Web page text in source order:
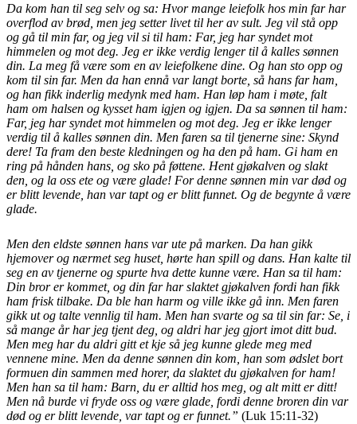
Da kom han til seg selv og sa: Hvor mange leiefolk hos min far har
overflod av brød, men jeg setter livet til her av sult. Jeg vil stå opp
og gå til min far, og jeg vil si til ham: Far, jeg har syndet mot
himmelen og mot deg. Jeg er ikke verdig lenger til å kalles sønnen
din. La meg få være som en av leiefolkene dine. Og han sto opp og
kom til sin far. Men da han ennå var langt borte, så hans far ham,
og han fikk inderlig medynk med ham. Han løp ham i møte, falt
ham om halsen og kysset ham igjen og igjen. Da sa sønnen til ham:
Far, jeg har syndet mot himmelen og mot deg. Jeg er ikke lenger
verdig til å kalles sønnen din. Men faren sa til tjenerne sine: Skynd
dere! Ta fram den beste kledningen og ha den på ham. Gi ham en
ring på hånden hans, og sko på føttene. Hent gjøkalven og slakt
den, og la oss ete og være glade! For denne sønnen min var død og
er blitt levende, han var tapt og er blitt funnet. Og de begynte å være
glade.
Men den eldste sønnen hans var ute på marken. Da han gikk
hjemover og nærmet seg huset, hørte han spill og dans. Han kalte til
seg en av tjenerne og spurte hva dette kunne være. Han sa til ham:
Din bror er kommet, og din far har slaktet gjøkalven fordi han fikk
ham frisk tilbake. Da ble han harm og ville ikke gå inn. Men faren
gikk ut og talte vennlig til ham. Men han svarte og sa til sin far: Se, i
så mange år har jeg tjent deg, og aldri har jeg gjort imot ditt bud.
Men meg har du aldri gitt et kje så jeg kunne glede meg med
vennene mine. Men da denne sønnen din kom, han som ødslet bort
formuen din sammen med horer, da slaktet du gjøkalven for ham!
Men han sa til ham: Barn, du er alltid hos meg, og alt mitt er ditt!
Men nå burde vi fryde oss og være glade, fordi denne broren din var
død og er blitt levende, var tapt og er funnet.” (Luk 15:11-32)